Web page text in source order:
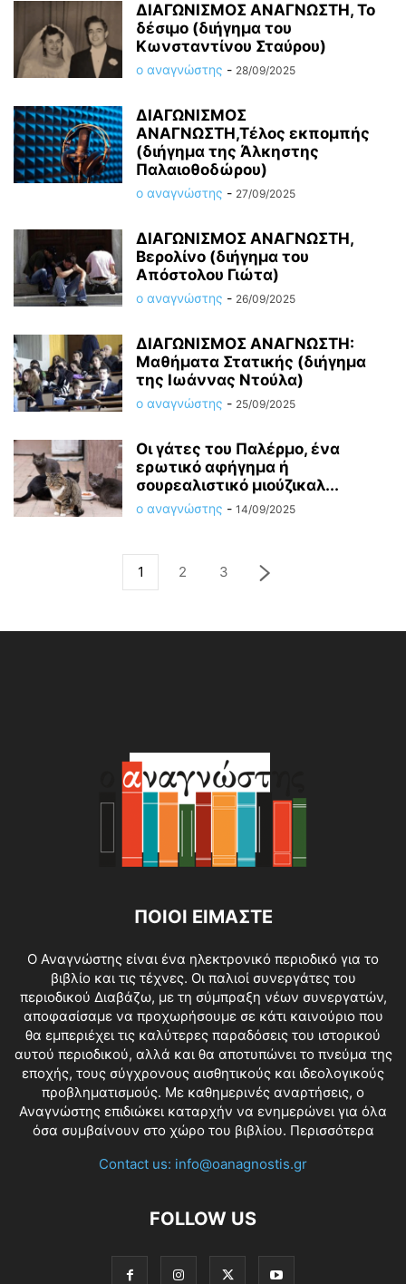
ΔΙΑΓΩΝΙΣΜΟΣ ΑΝΑΓΝΩΣΤΗ, Το
δέσιμο (διήγημα του
Κωνσταντίνου Σταύρου)
ο αναγνώστης - 28/09/2025
ΔΙΑΓΩΝΙΣΜΟΣ
ΑΝΑΓΝΩΣΤΗ,Τέλος εκπομπής
(διήγημα της Άλκηστης
Παλαιοθοδώρου)
ο αναγνώστης - 27/09/2025
ΔΙΑΓΩΝΙΣΜΟΣ ΑΝΑΓΝΩΣΤΗ,
Βερολίνο (διήγημα του
Απόστολου Γιώτα)
ο αναγνώστης - 26/09/2025
ΔΙΑΓΩΝΙΣΜΟΣ ΑΝΑΓΝΩΣΤΗ:
Μαθήματα Στατικής (διήγημα
της Ιωάννας Ντούλα)
ο αναγνώστης - 25/09/2025
Οι γάτες του Παλέρμο, ένα
ερωτικό αφήγημα ή
σουρεαλιστικό μιούζικαλ...
ο αναγνώστης - 14/09/2025
1 2 3
ΠΟΙΟΙ ΕΙΜΑΣΤΕ
O Αναγνώστης είναι ένα ηλεκτρονικό περιοδικό για το
βιβλίο και τις τέχνες. Οι παλιοί συνεργάτες του
περιοδικού Διαβάζω, με τη σύμπραξη νέων συνεργατών,
αποφασίσαμε να προχωρήσουμε σε κάτι καινούριο που
θα εμπεριέχει τις καλύτερες παραδόσεις του ιστορικού
αυτού περιοδικού, αλλά και θα αποτυπώνει το πνεύμα της
εποχής, τους σύγχρονους αισθητικούς και ιδεολογικούς
προβληματισμούς. Με καθημερινές αναρτήσεις, ο
Αναγνώστης επιδιώκει καταρχήν να ενημερώνει για όλα
όσα συμβαίνουν στο χώρο του βιβλίου. Περισσότερα
Contact us: info@oanagnostis.gr
FOLLOW US